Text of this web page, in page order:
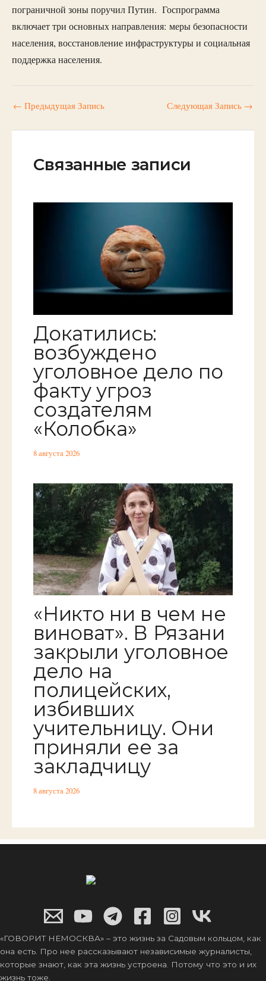
пограничной зоны поручил Путин. Госпрограмма
включает три основных направления: меры безопасности
населения, восстановление инфраструктуры и социальная
поддержка населения.
← Предыдущая Запись Следующая Запись →
Связанные записи
Докатились:
возбуждено
уголовное дело по
факту угроз
создателям
«Колобка»
8 августа 2026
«Никто ни в чем не
виноват». В Рязани
закрыли уголовное
дело на
полицейских,
избивших
учительницу. Они
приняли ее за
закладчицу
8 августа 2026
«ГОВОРИТ НЕМОСКВА» – это жизнь за Садовым кольцом, как
она есть. Про нее рассказывают независимые журналисты,
которые знают, как эта жизнь устроена. Потому что это и их
жизнь тоже.